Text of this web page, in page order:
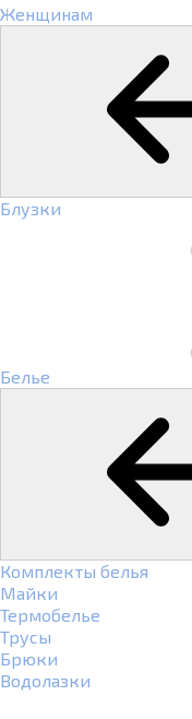
Женщинам
Блузки
Белье
Комплекты белья
Майки
Термобелье
Трусы
Брюки
Водолазки